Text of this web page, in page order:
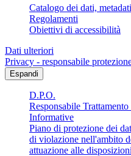
Catalogo dei dati,
Regolamenti
Obiettivi di accessibilità
Dati ulteriori
Privacy - responsabile
Espandi
D.P.O.
Responsabile
Informative
Piano di protezione dei
di violazione nell'ambito
attuazione alle